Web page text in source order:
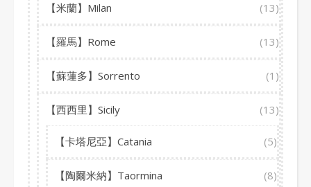
【米蘭】Milan (13)
【羅馬】Rome (13)
【蘇蓮多】Sorrento (1)
【西西里】Sicily (13)
【卡塔尼亞】Catania (5)
【陶爾米納】Taormina (8)